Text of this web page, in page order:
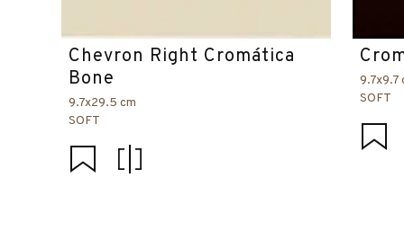
Chevron Right Cromática
Bone
9.7x29.5 cm
SOFT
9.7x9.7
SOFT